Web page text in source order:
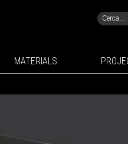
MATERIALS